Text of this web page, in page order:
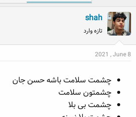
shah
تازه وارد
2021 , June 8
چشمت سلامت باشه حسن جان
چشمتون سلامت
چشمت بی بلا